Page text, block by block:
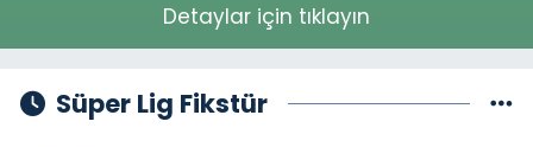
Detaylar için tıklayın
Süper Lig Fikstür